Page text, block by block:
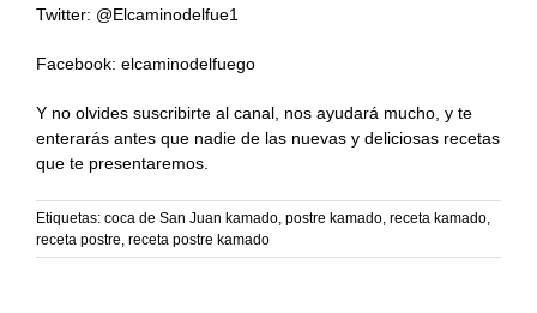
Twitter: @Elcaminodelfue1
Facebook: elcaminodelfuego
Y no olvides suscribirte al canal, nos ayudará mucho, y te
enterarás antes que nadie de las nuevas y deliciosas recetas
que te presentaremos.
Etiquetas: coca de San Juan kamado postre kamado receta kamado
receta postre receta postre kamado